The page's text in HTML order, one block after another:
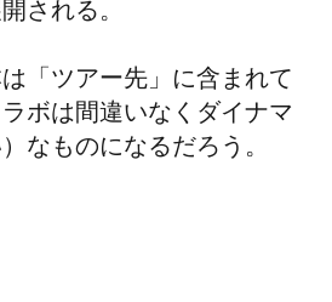
される。
「ツアー先」に含まれて
ボは間違いなくダイナマ
なものになるだろう。